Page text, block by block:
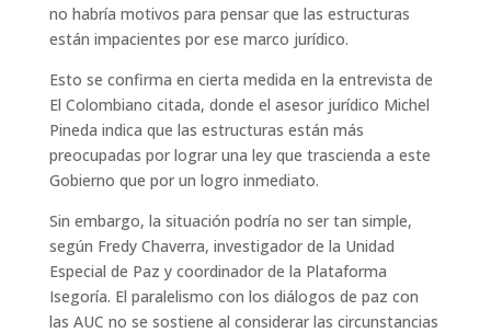
no habría motivos para pensar que las estructuras
están impacientes por ese marco jurídico.
Esto se confirma en cierta medida en la entrevista de
El Colombiano citada, donde el asesor jurídico Michel
Pineda indica que las estructuras están más
preocupadas por lograr una ley que trascienda a este
Gobierno que por un logro inmediato.
Sin embargo, la situación podría no ser tan simple,
según Fredy Chaverra, investigador de la Unidad
Especial de Paz y coordinador de la Plataforma
Isegoría. El paralelismo con los diálogos de paz con
las AUC no se sostiene al considerar las circunstancias